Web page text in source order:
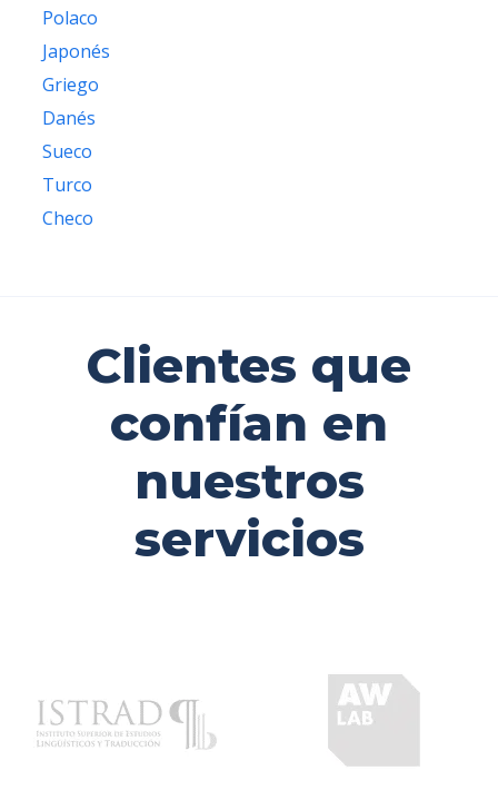
Polaco
Japonés
Griego
Danés
Sueco
Turco
Checo
Clientes que
confían en
nuestros
servicios